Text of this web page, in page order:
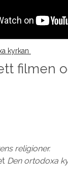
kyrkan
filmen
religioner.
Den ortodoxa